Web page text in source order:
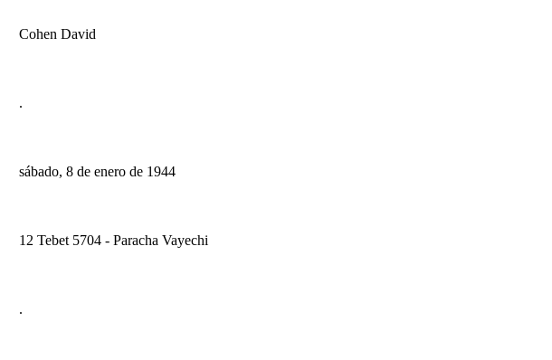
Cohen David
.
sábado, 8 de enero de 1944
12 Tebet 5704 - Paracha Vayechi
.